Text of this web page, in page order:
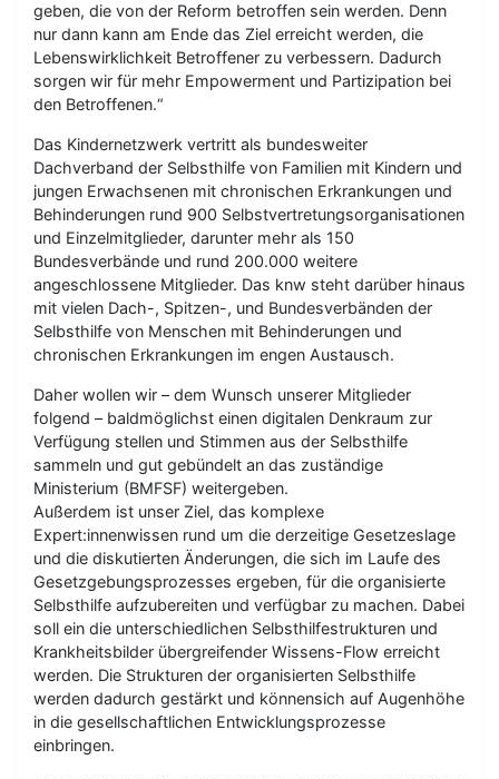
geben, die von der Reform betroffen sein werden. Denn
nur dann kann am Ende das Ziel erreicht werden, die
Lebenswirklichkeit Betroffener zu verbessern. Dadurch
sorgen wir für mehr Empowerment und Partizipation bei
den Betroffenen.“
Das Kindernetzwerk vertritt als bundesweiter
Dachverband der Selbsthilfe von Familien mit Kindern und
jungen Erwachsenen mit chronischen Erkrankungen und
Behinderungen rund 900 Selbstvertretungsorganisationen
und Einzelmitglieder, darunter mehr als 150
Bundesverbände und rund 200.000 weitere
angeschlossene Mitglieder. Das knw steht darüber hinaus
mit vielen Dach-, Spitzen-, und Bundesverbänden der
Selbsthilfe von Menschen mit Behinderungen und
chronischen Erkrankungen im engen Austausch.
Daher wollen wir – dem Wunsch unserer Mitglieder
folgend – baldmöglichst einen digitalen Denkraum zur
Verfügung stellen und Stimmen aus der Selbsthilfe
sammeln und gut gebündelt an das zuständige
Ministerium (BMFSF) weitergeben.
Außerdem ist unser Ziel, das komplexe
Expert:innenwissen rund um die derzeitige Gesetzeslage
und die diskutierten Änderungen, die sich im Laufe des
Gesetzgebungsprozesses ergeben, für die organisierte
Selbsthilfe aufzubereiten und verfügbar zu machen. Dabei
soll ein die unterschiedlichen Selbsthilfestrukturen und
Krankheitsbilder übergreifender Wissens-Flow erreicht
werden. Die Strukturen der organisierten Selbsthilfe
werden dadurch gestärkt und könnensich auf Augenhöhe
in die gesellschaftlichen Entwicklungsprozesse
einbringen.